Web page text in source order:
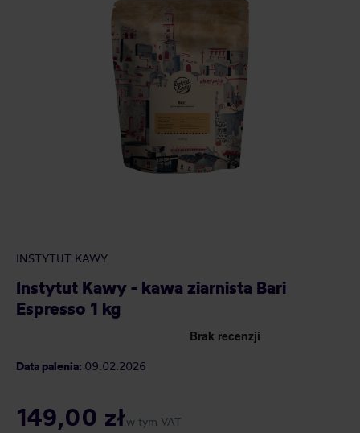
INSTYTUT KAWY
Instytut Kawy - kawa ziarnista Bari
Espresso 1 kg
Data palenia: 09.02.2026
149,00 złw tym VAT